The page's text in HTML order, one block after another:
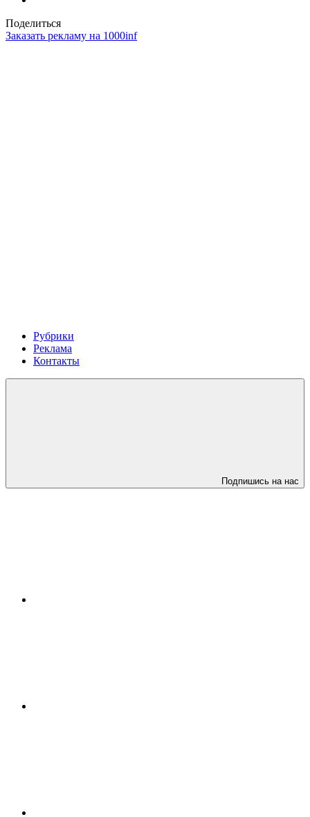
Поделиться
Заказать рекламу на 1000inf
Рубрики
Реклама
Контакты
Подпишись на нас